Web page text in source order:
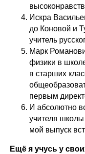
Искра
до Коновой и
учитель
Марк
физики в
в старших
первым
И абсолютно
учителя школы
мой выпуск
Ещё я учусь у